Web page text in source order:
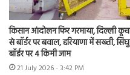
किसान आंदोलन फिर गरमाया, दिल्ली कूच
से बॉर्डर पर बवाल, हरियाणा में सख्ती, सिंघु
बॉर्डर पर 4 किमी जाम
21 July 2026 - 3:42 PM